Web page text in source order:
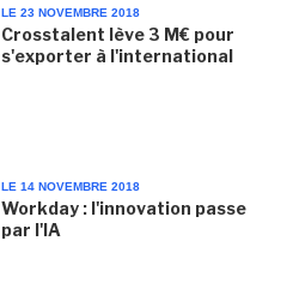
LE 23 NOVEMBRE 2018
Crosstalent lève 3 M€ pour
s'exporter à l'international
LE 14 NOVEMBRE 2018
Workday : l'innovation passe
par l'IA